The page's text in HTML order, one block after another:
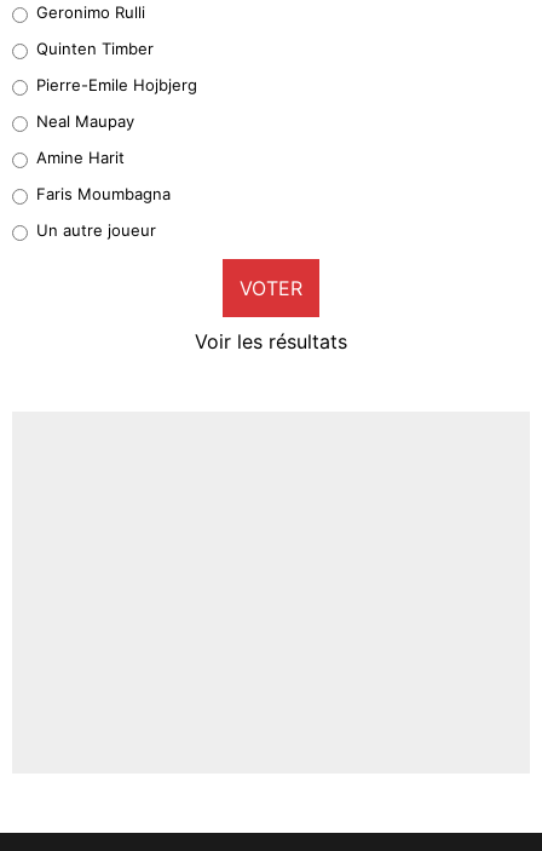
32%
5%
1%
9%
Geronimo Rulli
Quinten Timber
Pierre-Emile Hojbjerg
Neal Maupay
Amine Harit
Faris Moumbagna
Un autre joueur
VOTER
Voir les résultats